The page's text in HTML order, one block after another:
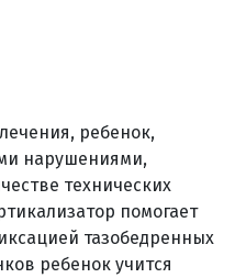
ребенок,
нарушениями,
технических
помогает
тазобедренных
ребенок учится